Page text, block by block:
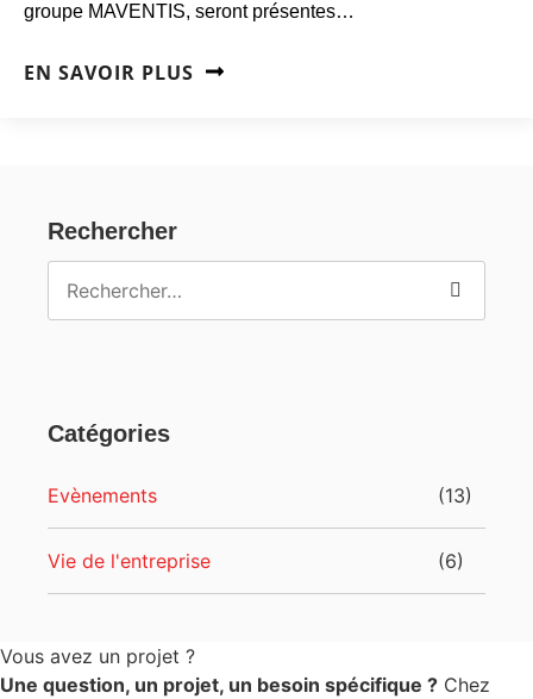
groupe MAVENTIS, seront présentes…
EN SAVOIR PLUS
Rechercher
Catégories
Evènements (13)
Vie de l'entreprise (6)
Vous avez un projet ?
Une question, un projet, un besoin spécifique ? Chez